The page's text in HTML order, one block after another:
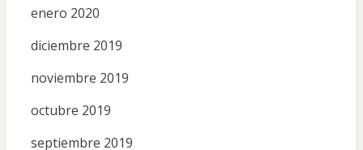
enero 2020
diciembre 2019
noviembre 2019
octubre 2019
septiembre 2019